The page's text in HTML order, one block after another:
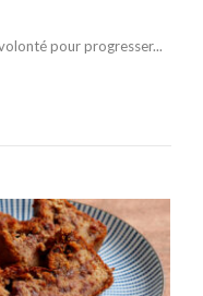
pour progresser...